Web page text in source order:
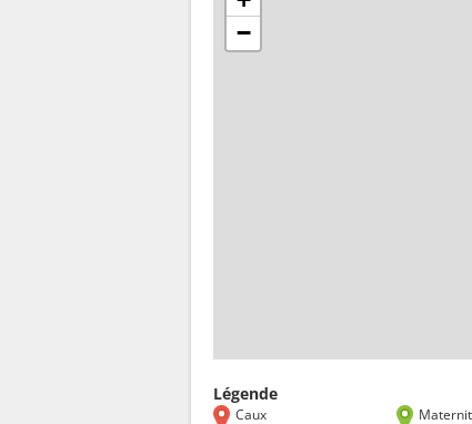
−
Légende
Caux